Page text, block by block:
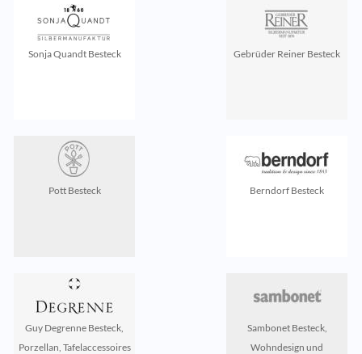
Sonja Quandt Besteck Gebrüder Reiner Besteck
Pott Besteck Berndorf Besteck
Guy Degrenne Besteck,
Porzellan, Tafelaccessoires
Sambonet Besteck,
Wohndesign und